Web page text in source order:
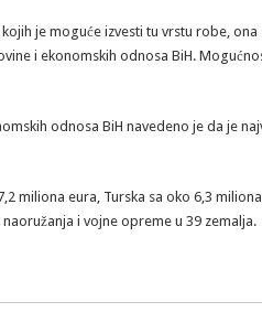
je moguće izvesti tu vrstu robe,
i ekonomskih odnosa BiH.
odnosa BiH navedeno je da je
miliona eura, Turska sa oko 6,3
i vojne opreme u 39 zemalja.